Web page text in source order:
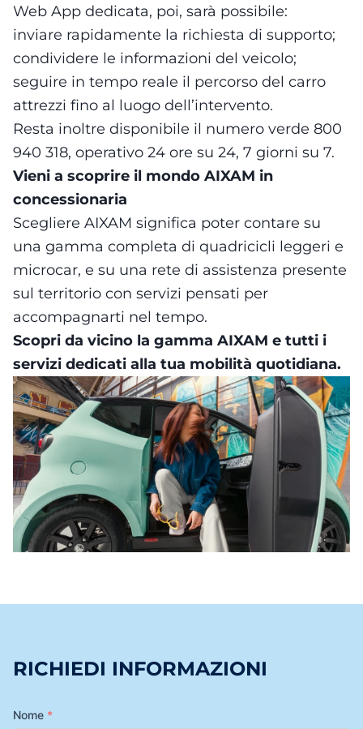
Web App dedicata, poi, sarà possibile:
inviare rapidamente la richiesta di supporto;
condividere le informazioni del veicolo;
seguire in tempo reale il percorso del carro
attrezzi fino al luogo dell’intervento.
Resta inoltre disponibile il numero verde 800
940 318, operativo 24 ore su 24, 7 giorni su 7.
Vieni a scoprire il mondo AIXAM in
concessionaria
Scegliere AIXAM significa poter contare su
una gamma completa di quadricicli leggeri e
microcar, e su una rete di assistenza presente
sul territorio con servizi pensati per
accompagnarti nel tempo.
Scopri da vicino la gamma AIXAM e tutti i
servizi dedicati alla tua mobilità quotidiana.
RICHIEDI INFORMAZIONI
Nome *